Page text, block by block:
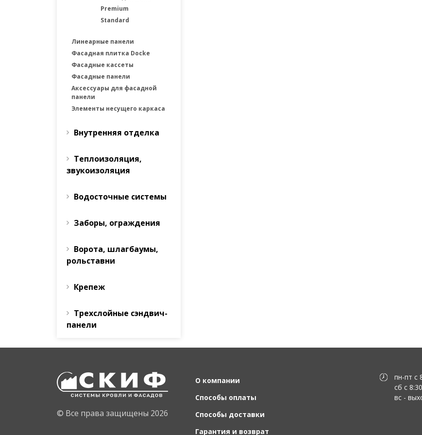
Premium
Standard
Линеарные панели
Фасадная плитка Docke
Фасадные каcсеты
Фасадные панели
Аксессуары для фасадной
панели
Элементы несущего каркаса
Внутренняя отделка
Теплоизоляция,
звукоизоляция
Водосточные системы
Заборы, ограждения
Ворота, шлагбаумы,
рольставни
Крепеж
Трехслойные сэндвич-
панели
© Все права защищены 2026
О компании
Способы оплаты
Способы доставки
Гарантия и возврат
пн-пт с
сб с
вс -